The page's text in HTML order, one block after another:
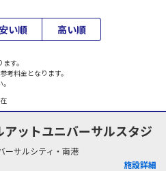
安い順 高い順
す。
料金となります。
ットユニバーサルスタジ
ーサルシティ・南港
施設詳細